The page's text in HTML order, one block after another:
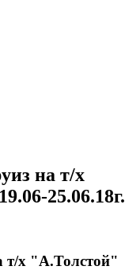
на т/х
25.06.18г.
х "А.Толстой"